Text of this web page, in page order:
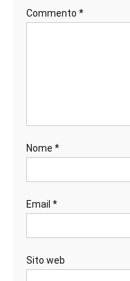
Commento *
Nome *
Email *
Sito web